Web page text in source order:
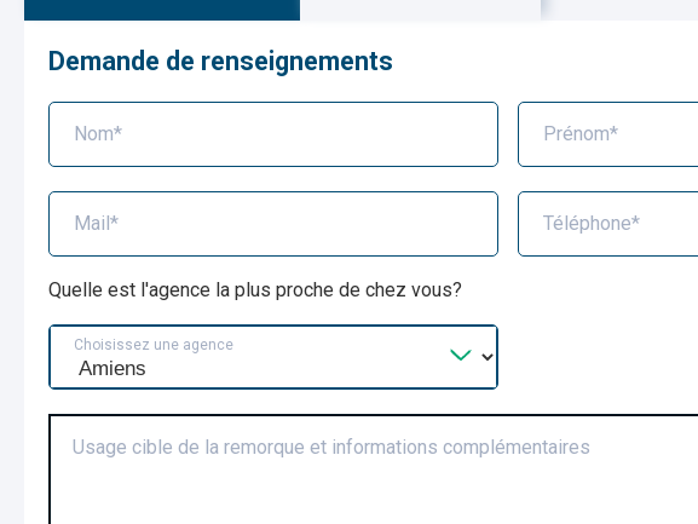
Demande de renseignements
Nom* Prénom*
Mail* Téléphone*
Quelle est l'agence la plus proche de chez vous?
Choisissez une agence
Usage cible de la remorque et informations complémentaires